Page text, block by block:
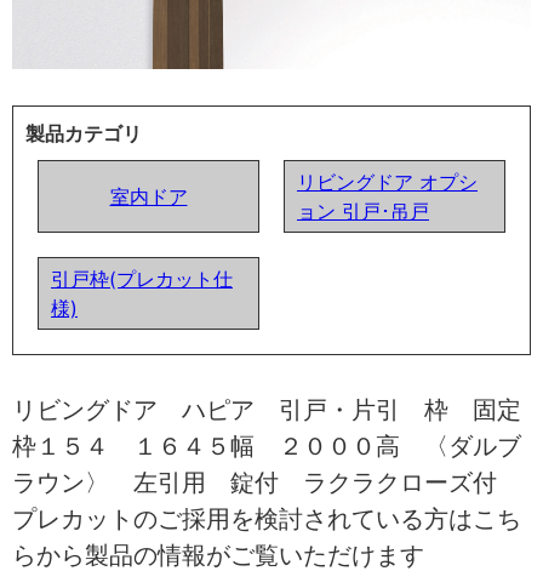
製品カテゴリ
室内ドア
リビングドア オプシ
ョン 引戸･吊戸
引戸枠(プレカット仕
様)
リビングドア ハピア 引戸・片引 枠 固定
枠１５４ １６４５幅 ２０００高 〈ダルブ
ラウン〉 左引用 錠付 ラクラクローズ付
プレカットのご採用を検討されている方はこち
らから製品の情報がご覧いただけます